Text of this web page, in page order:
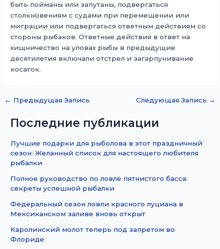
быть пойманы или запутаны, подвергаться
столкновениям с судами при перемещении или
миграции или подвергаться ответным действиям со
стороны рыбаков. Ответные действия в ответ на
хищничество на уловах рыбы в предыдущие
десятилетия включали отстрел и загарпунивание
косаток.
← Предыдущая Запись Следующая Запись →
Последние публикации
Лучшие подарки для рыболова в этот праздничный
сезон: Желанный список для настоящего любителя
рыбалки
Полное руководство по ловле пятнистого басса:
секреты успешной рыбалки
Федеральный сезон ловли красного луциана в
Мексиканском заливе вновь открыт
Каролинский молот теперь под запретом во
Флориде